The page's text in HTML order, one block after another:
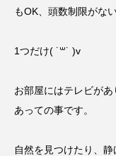
もOK、頭数制限がな
1つだけ( ˙꒳​˙ )v
お部屋にはテレビが
あっての事です。
自然を見つけたり、